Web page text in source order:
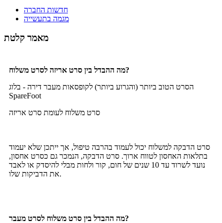
חדשות החברה
מגמה בתעשייה
מאמר קלטת
מה ההבדל בין סרט אריזה לסרט משלוח?
הסרט הטוב ביותר (והגרוע ביותר) לקופסאות מעבר דירה - בלוג
SpareFoot
סרט משלוח לעומת סרט אריזה
סרט הדבקה למשלוח יכול לעמוד בהרבה טיפול, אך ייתכן שלא יעמוד
בתלאות האחסון לטווח ארוך. סרט הדבקה, הנמכר גם כסרט אחסון,
נועד לשרוד עד 10 שנים של חום, קור ולחות מבלי להיסדק או לאבד
את הדביקות שלו.
מה ההבדל בין סרט משלוח לסרט מעבר?